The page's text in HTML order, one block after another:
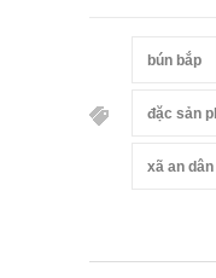
bún bắp
đặc sản
xã an dân